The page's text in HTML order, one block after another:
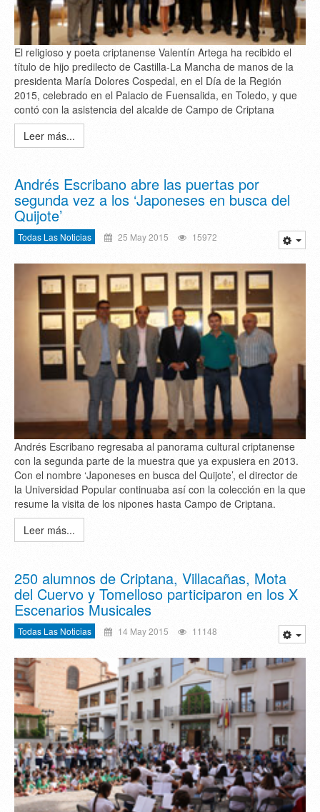
El religioso y poeta criptanense Valentín Artega ha recibido el
título de hijo predilecto de Castilla-La Mancha de manos de la
presidenta María Dolores Cospedal, en el Día de la Región
2015, celebrado en el Palacio de Fuensalida, en Toledo, y que
contó con la asistencia del alcalde de Campo de Criptana
Leer más...
Andrés Escribano abre las puertas por
segunda vez a los ‘Japoneses en busca del
Quijote’
Todas Las Noticias 25 May 2015 15972
Andrés Escribano regresaba al panorama cultural criptanense
con la segunda parte de la muestra que ya expusiera en 2013.
Con el nombre ‘Japoneses en busca del Quijote’, el director de
la Universidad Popular continuaba así con la colección en la que
resume la visita de los nipones hasta Campo de Criptana.
Leer más...
250 alumnos de Criptana, Villacañas, Mota
del Cuervo y Tomelloso participaron en los X
Escenarios Musicales
Todas Las Noticias 14 May 2015 11148